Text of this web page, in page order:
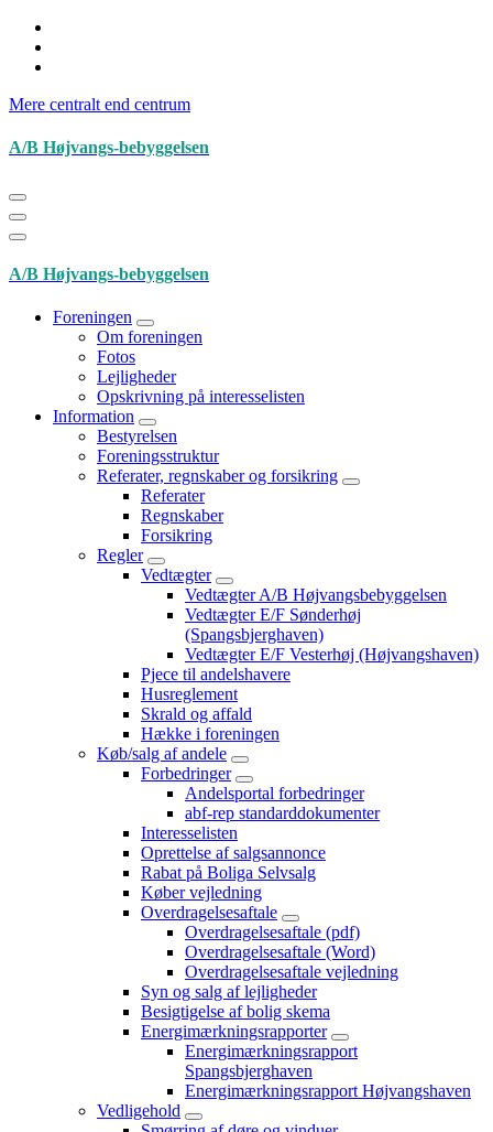
Videre
indhold
Mere centralt end centrum
A/B Højvangs-bebyggelsen
A/B Højvangs-bebyggelsen
Foreningen
Om foreningen
Fotos
Lejligheder
Opskrivning på interesselisten
Information
Bestyrelsen
Foreningsstruktur
Referater, regnskaber og forsikring
Referater
Regnskaber
Forsikring
Regler
Vedtægter
Vedtægter A/B Højvangsbebyggelsen
Vedtægter E/F Sønderhøj
(Spangsbjerghaven)
Vedtægter E/F Vesterhøj (Højvangshaven)
Pjece til andelshavere
Husreglement
Skrald og affald
Hække i foreningen
Køb/salg af andele
Forbedringer
Andelsportal forbedringer
abf-rep standarddokumenter
Interesselisten
Oprettelse af salgsannonce
Rabat på Boliga Selvsalg
Køber vejledning
Overdragelsesaftale
Overdragelsesaftale (pdf)
Overdragelsesaftale (Word)
Overdragelsesaftale vejledning
Syn og salg af lejligheder
Besigtigelse af bolig skema
Energimærkningsrapporter
Energimærkningsrapport
Spangsbjerghaven
Energimærkningsrapport Højvangshaven
Vedligehold